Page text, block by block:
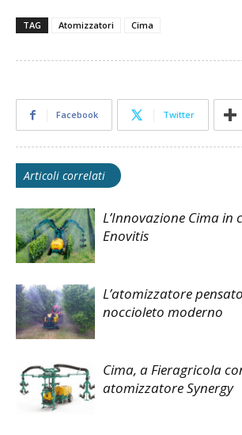
TAG Atomizzatori Cima
Facebook Twitter
Articoli correlati
L’Innovazione Cima in
Enovitis
L’atomizzatore
noccioleto moderno
Cima, a Fieragricola
atomizzatore Synergy